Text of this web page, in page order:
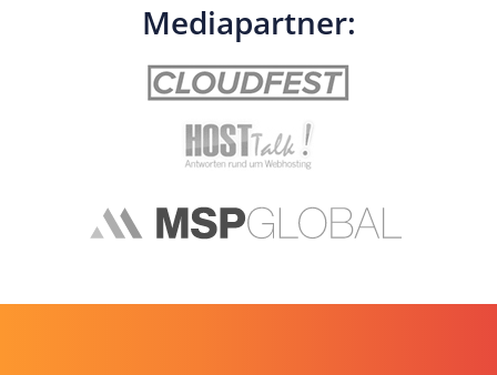
Mediapartner: